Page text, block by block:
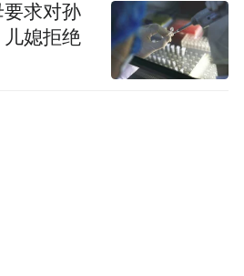
要求对孙
媳拒绝